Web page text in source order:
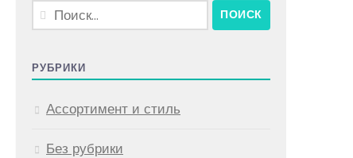
Найти:
РУБРИКИ
Ассортимент и стиль
Без рубрики